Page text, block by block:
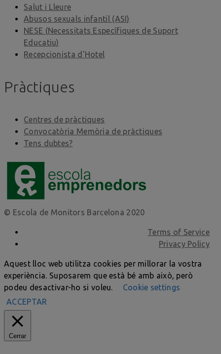
Salut i Lleure
Abusos sexuals infantil (ASI)
NESE (Necessitats Específiques de Suport
Educatiu)
Recepcionista d’Hotel
Pràctiques
Centres de pràctiques
Convocatòria Memòria de pràctiques
Tens dubtes?
© Escola de Monitors Barcelona 2020
Terms of Service
Privacy Policy
Aquest lloc web utilitza cookies per millorar la vostra
experiència. Suposarem que està bé amb això, però
podeu desactivar-ho si voleu.
Cookie settings
ACCEPTAR
Cerrar